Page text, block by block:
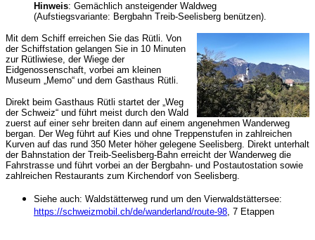
Hinweis: Gemächlich ansteigender Waldweg
(Aufstiegsvariante: Bergbahn Treib-Seelisberg benützen).
Mit dem Schiff erreichen Sie das Rütli. Von
der Schiffstation gelangen Sie in 10 Minuten
zur Rütliwiese, der Wiege der
Eidgenossenschaft, vorbei am kleinen
Museum „Memo“ und dem Gasthaus Rütli.
Direkt beim Gasthaus Rütli startet der „Weg
der Schweiz“ und führt meist durch den Wald
zuerst auf einer sehr breiten dann auf einem angenehmen Wanderweg
bergan. Der Weg führt auf Kies und ohne Treppenstufen in zahlreichen
Kurven auf das rund 350 Meter höher gelegene Seelisberg. Direkt unterhalt
der Bahnstation der Treib-Seelisberg-Bahn erreicht der Wanderweg die
Fahrstrasse und führt vorbei an der Bergbahn- und Postautostation sowie
zahlreichen Restaurants zum Kirchendorf von Seelisberg.
Siehe auch: Waldstätterweg rund um den Vierwaldstättersee:
https://schweizmobil.ch/de/wanderland/route-98, 7 Etappen